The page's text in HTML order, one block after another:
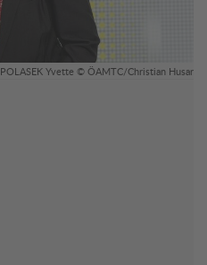
POLASEK Yvette © ÖAMTC/Christian Husar